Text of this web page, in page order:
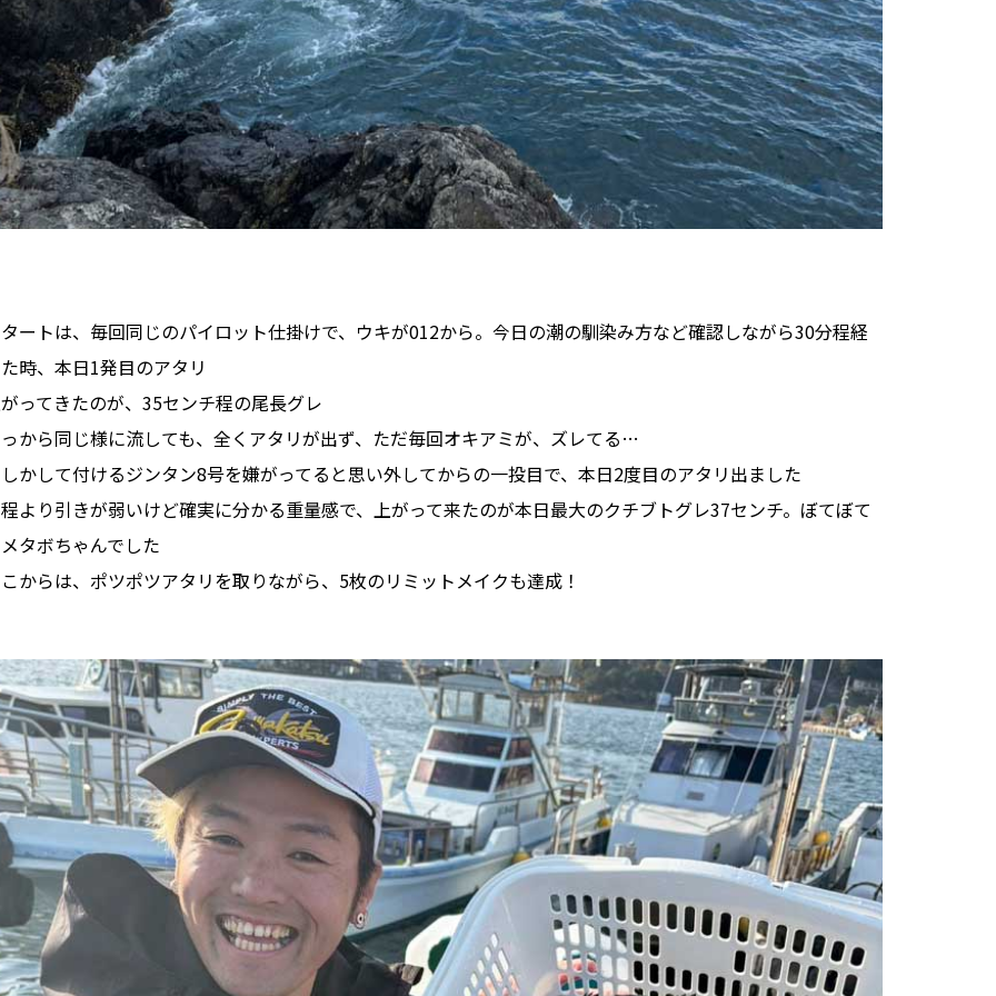
ートは、毎回同じのパイロット仕掛けで、ウキが012から。今日の潮の馴染み方など確認しながら30分程経
時、本日1発目のアタリ
ってきたのが、35センチ程の尾長グレ
から同じ様に流しても、全くアタリが出ず、ただ毎回オキアミが、ズレてる…
かして付けるジンタン8号を嫌がってると思い外してからの一投目で、本日2度目のアタリ出ました
より引きが弱いけど確実に分かる重量感で、上がって来たのが本日最大のクチブトグレ37センチ。ぼてぼて
タボちゃんでした
からは、ポツポツアタリを取りながら、5枚のリミットメイクも達成！